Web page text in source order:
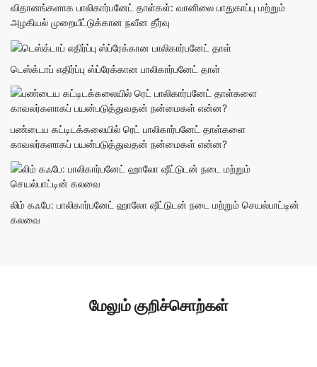
விதானங்களாக பாலிகார்பனேட் தாள்கள்: வானிலை பாதுகாப்பு மற்றும்
அழகியல் முறையீட்டுக்கான நவீன தீர்வு
டெஸ்க்டாப் எதிர்ப்பு ஸ்ப்ரேக்கான பாலிகார்பனேட் தாள்
பண்டைய கட்டிடக்கலையில் ரெட் பாலிகார்பனேட் தாள்களை
காவலர்களாகப் பயன்படுத்துவதன் நன்மைகள் என்ன?
லிம் கஃபே: பாலிகார்பனேட் ஹாலோ ஷீட்டுடன் நடை மற்றும் செயல்பாட்டின்
கலவை
மேலும் குறிச்சொற்கள்